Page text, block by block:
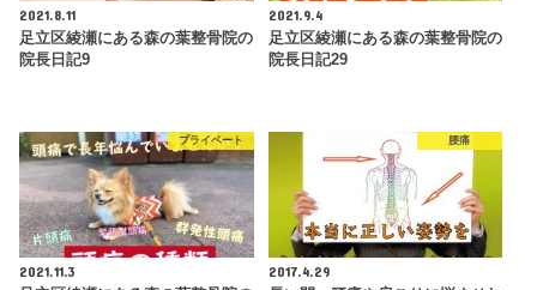
2021.8.11
足立区綾瀬にある森の葉整骨院の
院長日記9
2021.9.4
足立区綾瀬にある森の葉整骨院の
院長日記29
プライベート
2021.11.3
腰痛
2017.4.29